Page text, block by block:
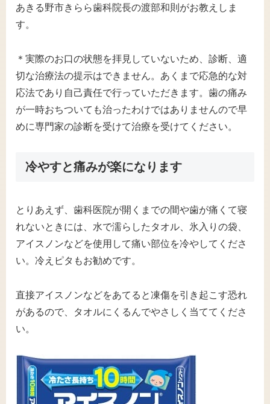
あきる野市きらら歯科院長の渡部和則がお教えしま
す。
＊実際のお口の状態を拝見していないため、診断、適
切な治療法の提示はできません。あくまで応急的な対
応法であり自己責任で行っていただきます。歯の痛み
が一時おちついても治ったわけではありませんので早
めに専門家の診断を受けて治療を受けてください。
冷やすと痛みが楽になります
とりあえず、歯科医院が開くまでの間や歯が痛くて寝
れないときには、水で濡らしたタオル、氷入りの袋、
アイスノンなどを使用して痛い部位を冷やしてくださ
い。冷えピタもお勧めです。
直接アイスノンなどをあてると凍傷を引き起こす恐れ
があるので、タオルにくるんでやさしく当ててくださ
い。